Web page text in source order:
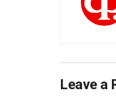
Leave a